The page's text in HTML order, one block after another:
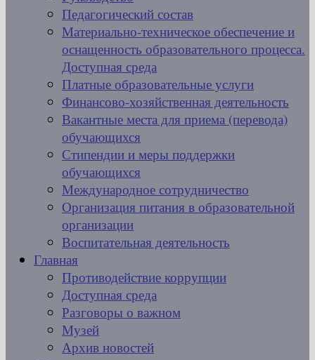
Педагогический состав
Материально-техническое обеспечение и
оснащенность образовательного процесса.
Доступная среда
Платные образовательные услуги
Финансово-хозяйственная деятельность
Вакантные места для приема (перевода)
обучающихся
Стипендии и меры поддержки
обучающихся
Международное сотрудничество
Организация питания в образовательной
организации
Воспитательная деятельность
Главная
Противодействие коррупции
Доступная среда
Разговоры о важном
Музей
Архив новостей